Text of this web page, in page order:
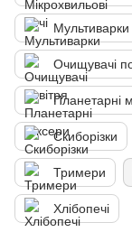
Мультиварки
Очищувачі
Планетарні
Скиборізки
Тримери
Хлібопечі